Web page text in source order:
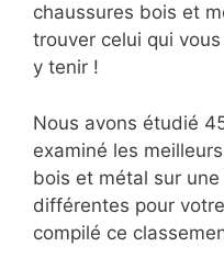
chaussures bois et
trouver celui qui
y tenir !
Nous avons étudié
examiné les
bois et métal sur
différentes pour
compilé ce